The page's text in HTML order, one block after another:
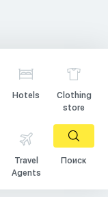
Hotels
Clothing
store
Travel
Agents
Поиск